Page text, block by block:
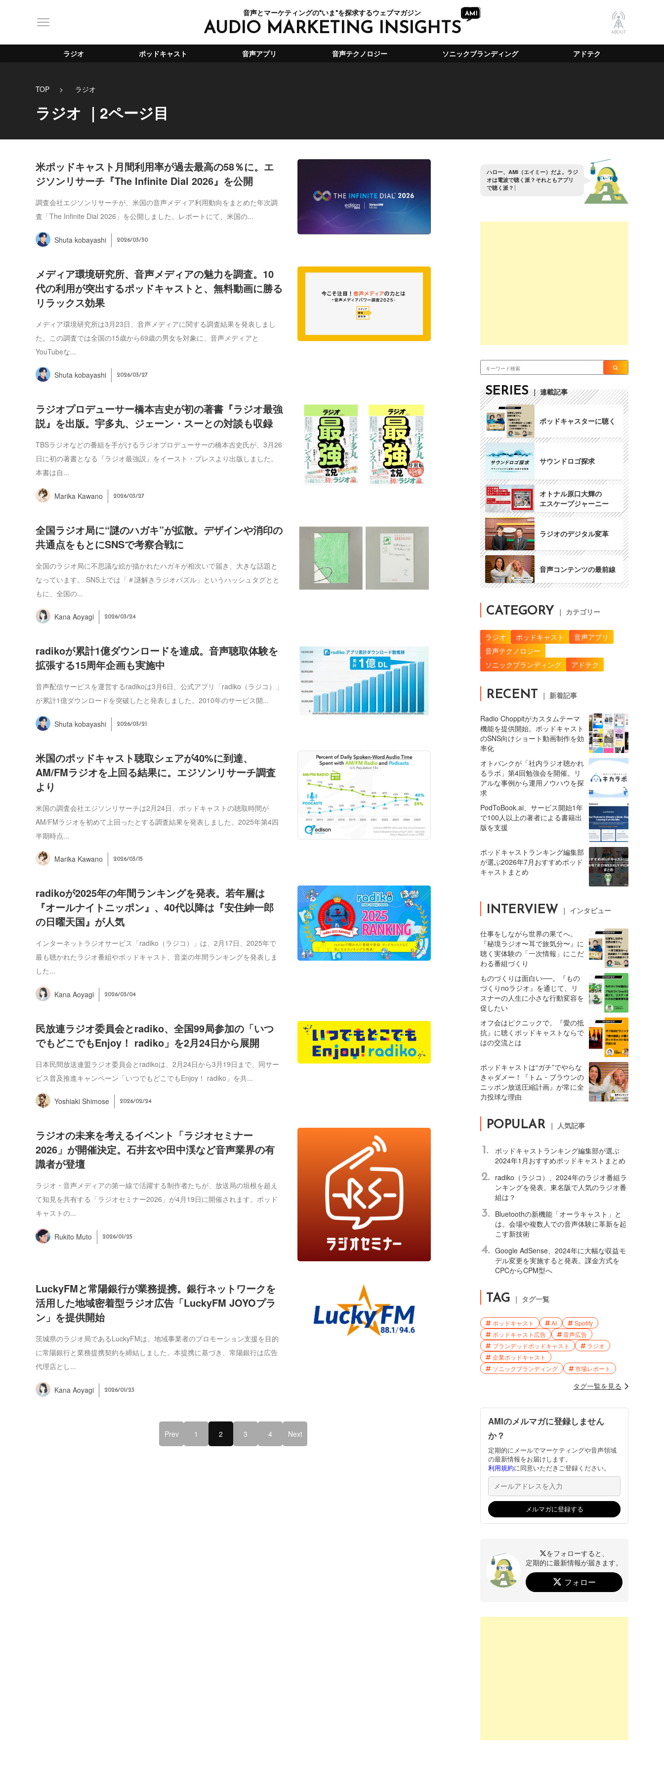
音声とマーケティングの"いま"を探求するウェブマガジン
AUDIO MARKETING INSIGHTS ABOUT
ラジオ ポッドキャスト 音声アプリ 音声テクノロジー ソニックブランディング アドテク
TOP ラジオ
ラジオ ｜2ページ目
米ポッドキャスト月間利用率が過去最高の58％に。エ
ジソンリサーチ『The Infinite Dial 2026』を公開
調査会社エジソンリサーチが、米国の音声メディア利用動向をまとめた年次調
査「The Infinite Dial 2026」を公開しました。レポートにて、米国の...
Shuta kobayashi 2026/03/30
メディア環境研究所、音声メディアの魅力を調査。10
代の利用が突出するポッドキャストと、無料動画に勝る
リラックス効果
メディア環境研究所は3月23日、音声メディアに関する調査結果を発表しまし
た。この調査では全国の15歳から69歳の男女を対象に、音声メディアと
YouTubeな...
Shuta kobayashi 2026/03/27
ラジオプロデューサー橋本吉史が初の著書『ラジオ最強
説』を出版。宇多丸、ジェーン・スーとの対談も収録
TBSラジオなどの番組を手がけるラジオプロデューサーの橋本吉史氏が、3月26
日に初の著書となる『ラジオ最強説』をイースト・プレスより出版しました。
本書は自...
Marika Kawano 2026/03/27
全国ラジオ局に“謎のハガキ”が拡散。デザインや消印の
共通点をもとにSNSで考察合戦に
全国のラジオ局に不思議な絵が描かれたハガキが相次いで届き、大きな話題と
なっています。 SNS上では「＃謎解きラジオパズル」というハッシュタグとと
もに、全国の...
Kana Aoyagi 2026/03/24
radikoが累計1億ダウンロードを達成。音声聴取体験を
拡張する15周年企画も実施中
音声配信サービスを運営するradikoは3月6日、公式アプリ「radiko（ラジコ）」
が累計1億ダウンロードを突破したと発表しました。2010年のサービス開...
Shuta kobayashi 2026/03/21
米国のポッドキャスト聴取シェアが40%に到達、
AM/FMラジオを上回る結果に。エジソンリサーチ調査
より
米国の調査会社エジソンリサーチは2月24日、ポッドキャストの聴取時間が
AM/FMラジオを初めて上回ったとする調査結果を発表しました。2025年第4四
半期時点...
Marika Kawano 2026/03/15
radikoが2025年の年間ランキングを発表。若年層は
『オールナイトニッポン』、40代以降は『安住紳一郎
の日曜天国』が人気
インターネットラジオサービス「radiko（ラジコ）」は、2月17日、2025年で
最も聴かれたラジオ番組やポッドキャスト、音楽の年間ランキングを発表しま
した...
Kana Aoyagi 2026/03/04
民放連ラジオ委員会とradiko、全国99局参加の「いつ
でもどこでもEnjoy！ radiko」を2月24日から展開
日本民間放送連盟ラジオ委員会とradikoは、2月24日から3月19日まで、同サー
ビス普及推進キャンペーン「いつでもどこでもEnjoy！ radiko」を共...
Yoshiaki Shimose 2026/02/24
ラジオの未来を考えるイベント「ラジオセミナー
2026」が開催決定。石井玄や田中渓など音声業界の有
識者が登壇
ラジオ・音声メディアの第一線で活躍する制作者たちが、放送局の垣根を超え
て知見を共有する「ラジオセミナー2026」が4月19日に開催されます。ポッド
キャストの...
Rukito Muto 2026/01/25
LuckyFMと常陽銀行が業務提携。銀行ネットワークを
活用した地域密着型ラジオ広告「LuckyFM JOYOプラ
ン」を提供開始
茨城県のラジオ局であるLuckyFMは、地域事業者のプロモーション支援を目的
に常陽銀行と業務提携契約を締結しました。本提携に基づき、常陽銀行は広告
代理店とし...
Kana Aoyagi 2026/01/23
Prev 1 2 3 4 Next
ハロー、 AMI（エイ ミ ー） だよ 。 ラジ
オは電波で聴く 派？ それと もアプリ
で聴く 派？
SERIES ｜ 連載記事
ポッドキャスターに聴く
サウンドロゴ探求
オトナル原口大輝の
エスケープジャーニー
ラジオのデジタル変革
音声コンテンツの最前線
CATEGORY ｜ カテゴリー
ラジオ ポッドキャスト
音声アプリ
音声テクノロジー
ソニックブランディング
アドテク
RECENT ｜ 新着記事
Radio Choppitがカスタムテーマ
機能を提供開始。ポッドキャスト
のSNS向けショート動画制作を効
率化
オトバンクが「社内ラジオ聴かれ
るラボ」第4回勉強会を開催。リ
アルな事例から運用ノウハウを探
求
PodToBook.ai、サービス開始1年
で100人以上の著者による書籍出
版を支援
ポッドキャストランキング編集部
が選ぶ2026年7月おすすめポッド
キャストまとめ
INTERVIEW ｜ インタビュー
仕事をしながら世界の果てへ。
『秘境ラジオ〜耳で旅気分〜』に
聴く実体験の「一次情報」にこだ
わる番組づくり
ものづくりは面白い──。『もの
づくりnoラジオ』を通じて、リ
スナーの人生に小さな行動変容を
促したい
オフ会はピクニックで。『愛の抵
抗』に聴くポッドキャストならで
はの交流とは
ポッドキャストは“ガチ”でやらな
きゃダメー！『トム・ブラウンの
ニッポン放送圧縮計画』が常に全
力投球な理由
POPULAR ｜ 人気記事
1.
ポッドキャストランキング編集部が選ぶ
2024年1月おすすめポッドキャストまとめ
2.
radiko（ラジコ）、2024年のラジオ番組ラ
ンキングを発表。東名阪で人気のラジオ番
組は？
3.
Bluetoothの新機能「オーラキャスト」と
は。会場や複数人での音声体験に革新を起
こす新技術
4. Google AdSense、2024年に大幅な収益モ
デル変更を実施すると発表。課金方式を
CPCからCPM型へ
TAG ｜ タグ一覧
ポッドキャスト AI
Spotify
ポッドキャスト広告
音声広告
ブランデッドポッドキャスト
ラジオ
企業ポッドキャスト
ソニックブランディング
市場レポート
タグ一覧を見る
AMIのメルマガに登録しません
か？
定期的にメールでマーケティングや音声領域
の最新情報をお届けします。
利用規約に同意いただきご登録ください。
をフォローすると、
定期的に最新情報が届きます。
フォロー